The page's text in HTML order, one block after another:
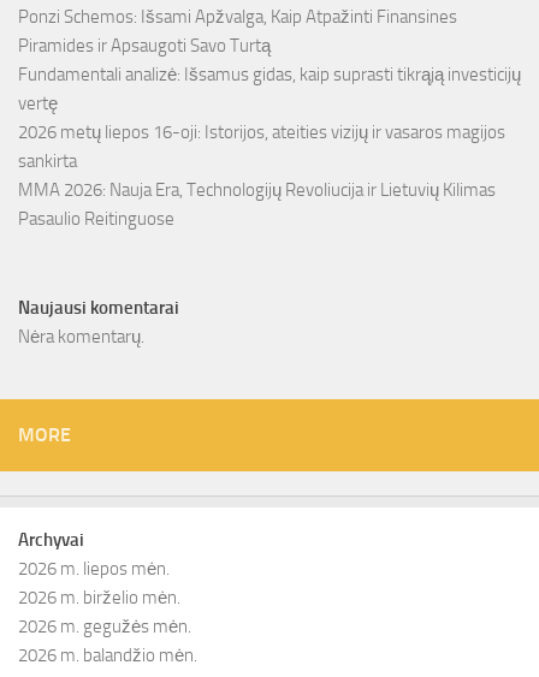
Ponzi Schemos: Išsami Apžvalga, Kaip Atpažinti Finansines
Piramides ir Apsaugoti Savo Turtą
Fundamentali analizė: Išsamus gidas, kaip suprasti tikrąją investicijų
vertę
2026 metų liepos 16-oji: Istorijos, ateities vizijų ir vasaros magijos
sankirta
MMA 2026: Nauja Era, Technologijų Revoliucija ir Lietuvių Kilimas
Pasaulio Reitinguose
Naujausi komentarai
Nėra komentarų.
MORE
Archyvai
2026 m. liepos mėn.
2026 m. birželio mėn.
2026 m. gegužės mėn.
2026 m. balandžio mėn.